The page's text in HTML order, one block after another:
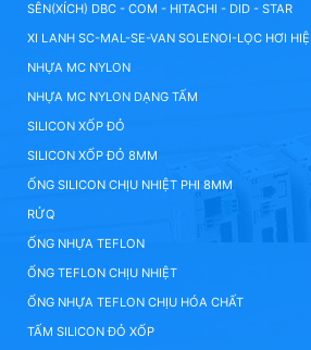
SÊN(XÍCH) DBC - COM - HITACHI - DID - STAR
XI LANH SC-MAL-SE-VAN SOLENOI-LỌC HƠI
NHỰA MC NYLON
NHỰA MC NYLON DẠNG TẤM
SILICON XỐP ĐỎ
SILICON XỐP ĐỎ 8MM
ỐNG SILICON CHỊU NHIỆT PHI 8MM
RỬQ
ỐNG NHỰA TEFLON
ỐNG TEFLON CHỊU NHIỆT
ỐNG NHỰA TEFLON CHỊU HÓA CHẤT
TẤM SILICON ĐỎ XỐP